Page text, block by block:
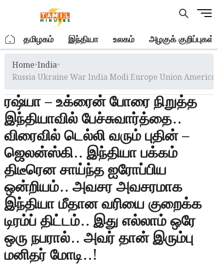
M
u
t
o
. தமிழகம் இந்தியா உலகம் அழகுக் குறிப்புகள்
Home»India»
Russia Ukraine War India Modi Europe Union
ரஷ்யா – உக்ரைன் போரை நிறுத்த
இந்தியாவில் பேச்சுவார்த்தை..
விரைவில் டெல்லி வரும் புதின் –
ஜெலன்ஸ்கி.. இந்தியா பக்கம்
திடீரென சாய்ந்த ஐரோப்பிய
ஒன்றியம்.. அவசர அவசரமாக
இந்தியா மீதான வரியை குறைக்க
டிரம்ப் திட்டம்.. இது எல்லாம் ஒரே
ஒரு நபரால்.. அவர் தான் இரும்பு
மனிதர் மோடி..!